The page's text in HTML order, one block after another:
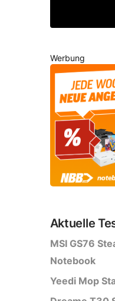
Werbung
Aktuelle
MSI GS76
Notebook
Yeedi Mop